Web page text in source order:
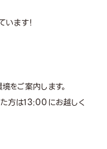
ます！
をご案内します。
方は13:00にお越しく